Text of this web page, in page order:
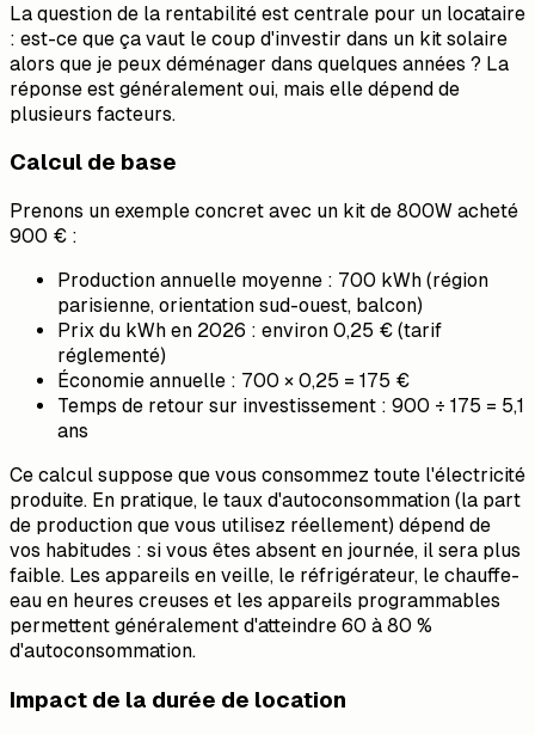
La question de la rentabilité est centrale pour un locataire
: est-ce que ça vaut le coup d'investir dans un kit solaire
alors que je peux déménager dans quelques années ? La
réponse est généralement oui, mais elle dépend de
plusieurs facteurs.
Calcul de base
Prenons un exemple concret avec un kit de 800W acheté
900 € :
Production annuelle moyenne : 700 kWh (région
parisienne, orientation sud-ouest, balcon)
Prix du kWh en 2026 : environ 0,25 € (tarif
réglementé)
Économie annuelle : 700 × 0,25 = 175 €
Temps de retour sur investissement : 900 ÷ 175 = 5,1
ans
Ce calcul suppose que vous consommez toute l'électricité
produite. En pratique, le taux d'autoconsommation (la part
de production que vous utilisez réellement) dépend de
vos habitudes : si vous êtes absent en journée, il sera plus
faible. Les appareils en veille, le réfrigérateur, le chauffe-
eau en heures creuses et les appareils programmables
permettent généralement d'atteindre 60 à 80 %
d'autoconsommation.
Impact de la durée de location